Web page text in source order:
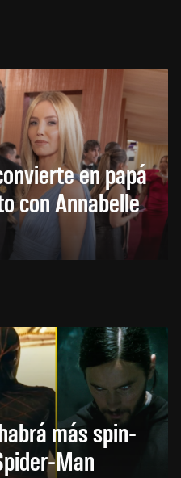
en papá
con Annabelle
más spin-
Man